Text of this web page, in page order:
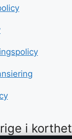
i korthet